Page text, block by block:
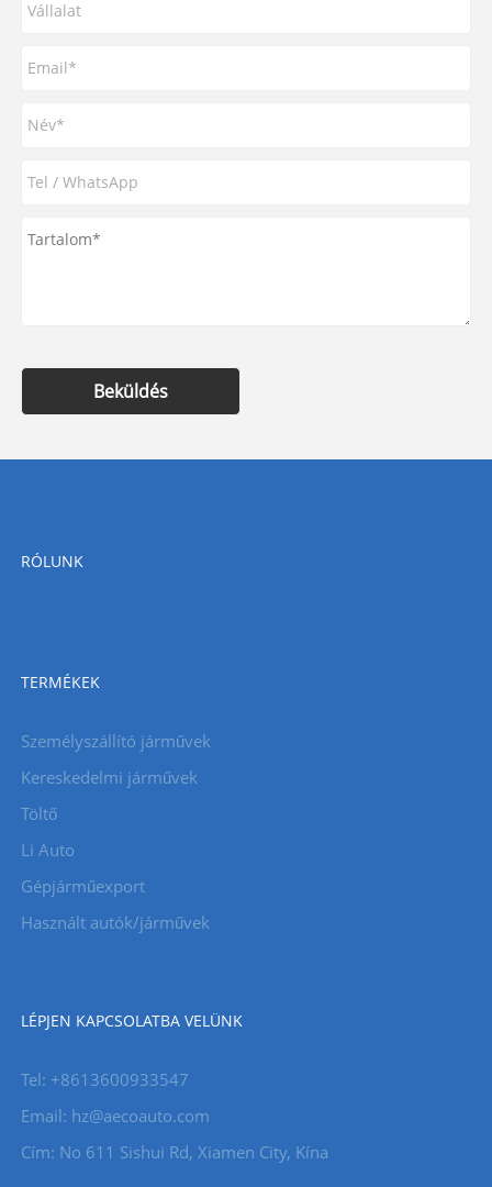
Beküldés
RÓLUNK
TERMÉKEK
Személyszállító járművek
Kereskedelmi járművek
Töltő
Li Auto
Gépjárműexport
Használt autók/járművek
LÉPJEN KAPCSOLATBA VELÜNK
Tel: +8613600933547
Email: hz@aecoauto.com
Cím: No 611 Sishui Rd, Xiamen City, Kína